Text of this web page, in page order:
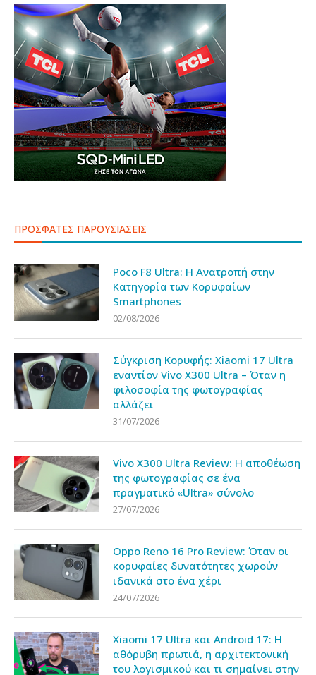
ΠΡΟΣΦΑΤΕΣ ΠΑΡΟΥΣΙΑΣΕΙΣ
Poco F8 Ultra: Η Ανατροπή στην
Κατηγορία των Κορυφαίων
Smartphones
02/08/2026
Σύγκριση Κορυφής: Xiaomi 17 Ultra
εναντίον Vivo X300 Ultra – Όταν η
φιλοσοφία της φωτογραφίας
αλλάζει
31/07/2026
Vivo X300 Ultra Review: Η αποθέωση
της φωτογραφίας σε ένα
πραγματικό «Ultra» σύνολο
27/07/2026
Oppo Reno 16 Pro Review: Όταν οι
κορυφαίες δυνατότητες χωρούν
ιδανικά στο ένα χέρι
24/07/2026
Xiaomi 17 Ultra και Android 17: Η
αθόρυβη πρωτιά, η αρχιτεκτονική
του λογισμικού και τι σημαίνει στην